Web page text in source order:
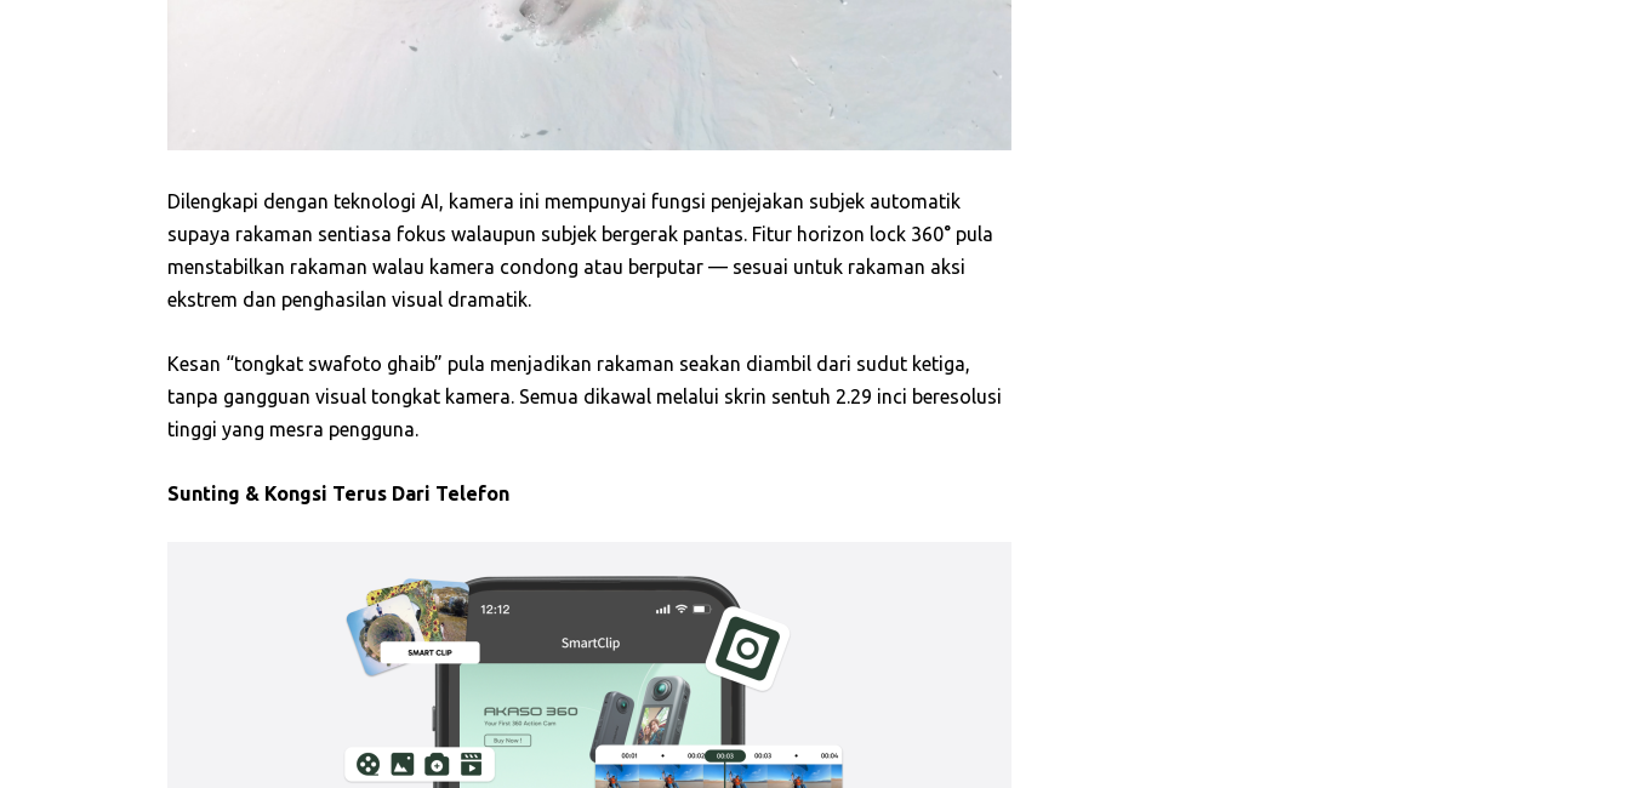
Dilengkapi dengan teknologi AI, kamera ini mempunyai fungsi penjejakan subjek automatik
supaya rakaman sentiasa fokus walaupun subjek bergerak pantas. Fitur horizon lock 360° pula
menstabilkan rakaman walau kamera condong atau berputar — sesuai untuk rakaman aksi
ekstrem dan penghasilan visual dramatik.
Kesan “tongkat swafoto ghaib” pula menjadikan rakaman seakan diambil dari sudut ketiga,
tanpa gangguan visual tongkat kamera. Semua dikawal melalui skrin sentuh 2.29 inci beresolusi
tinggi yang mesra pengguna.
Sunting & Kongsi Terus Dari Telefon